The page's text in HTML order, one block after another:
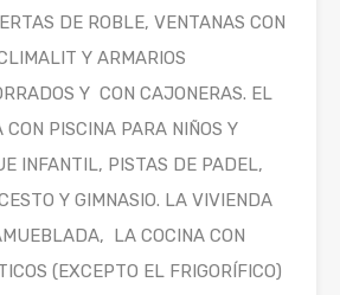
DE ROBLE, VENTANAS CON
Y ARMARIOS
Y CON CAJONERAS. EL
CON PISCINA PARA NIÑOS Y
INFANTIL, PISTAS DE PADEL,
Y GIMNASIO. LA VIVIENDA
LA COCINA CON
(EXCEPTO EL FRIGORÍFICO)